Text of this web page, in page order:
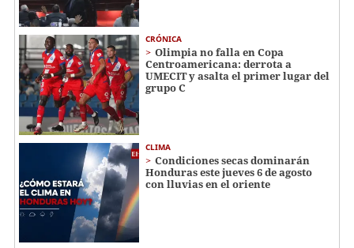
CRÓNICA
Olimpia no falla en Copa
Centroamericana: derrota a
UMECIT y asalta el primer lugar del
grupo C
CLIMA
Condiciones secas dominarán
Honduras este jueves 6 de agosto
con lluvias en el oriente